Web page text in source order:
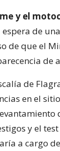
y el
espera de
de que el
de
de
en el
y el
a cargo